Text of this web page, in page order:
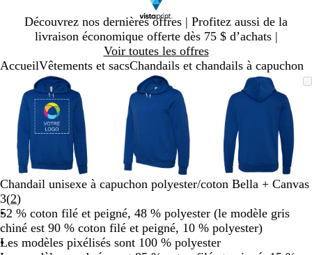
Découvrez nos dernières offres | Profitez aussi de la
livraison économique offerte dès 75 $ d’achats |
Voir toutes les offres
Diapositive
1
AccueilVêtements et sacsChandails et chandails à capuchon
Image
zoomable
Zoomé
à
minimum
Cliquez
pour
agrandir
Utilisez
les
touches
« plus »
et
« moins »
pour
zoomer,
les
touches
fléchées
Image
zoomable
Zoomé
à
minimum
Cliquez
pour
agrandir
Utilisez
les
touches
« plus »
« moins »
pour
zoomer,
les
touches
fléchées
Image
zoomable
Zoomé
minimum
Cliquez
pour
agrandir
Utilisez
les
touches
« plus »
« moins »
pour
zoomer,
les
touches
Diapositive
Chandail unisexe à capuchon polyester/coton Bella + Canvas
3(2Lire
les
2 avis
)
52 % coton filé et peigné, 48 % polyester (le modèle gris
chiné est 90 % coton filé et peigné, 10 % polyester)
Les modèles pixélisés sont 100 % polyester